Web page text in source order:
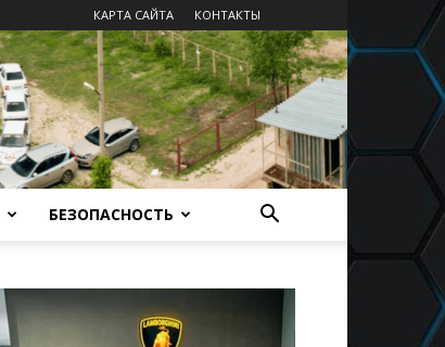
КАРТА САЙТА КОНТАКТЫ
БЕЗОПАСНОСТЬ